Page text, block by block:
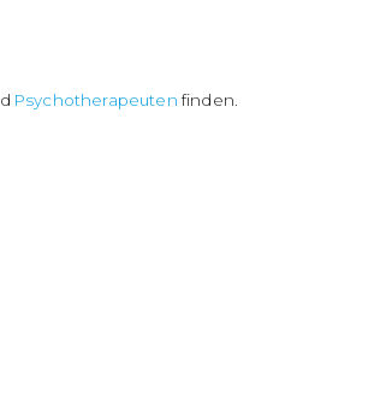
Psychotherapeuten finden.